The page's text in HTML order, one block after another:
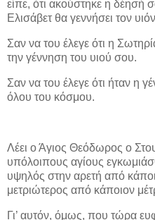
είπε, ότι ακούστηκε η δέησή
Ελισάβετ θα γεννήσει τον
Σαν να του έλεγε ότι η
την γέννηση του υιού σου.
Σαν να του έλεγε ότι ήταν η
όλου του κόσμου.
Λέει ο Άγιος Θεόδωρος ο
υπόλοιπους αγίους
υψηλός στην αρετή από
μετριώτερος από κάποιον
Γι’ αυτόν, όμως, που τώρα